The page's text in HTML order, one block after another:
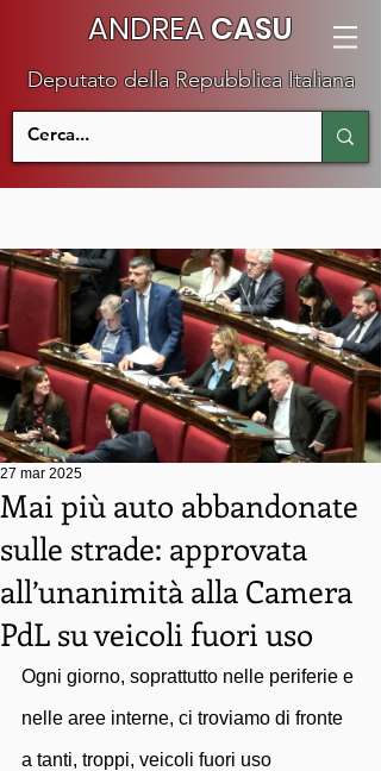
ANDREACASU
Deputato della Repubblica Italiana
Mai più auto abbandonate
sulle strade: approvata
all’unanimità alla Camera
PdL su veicoli fuori uso
27 mar 2025
Ogni giorno, soprattutto nelle periferie e
nelle aree interne, ci troviamo di fronte
a tanti, troppi, veicoli fuori uso